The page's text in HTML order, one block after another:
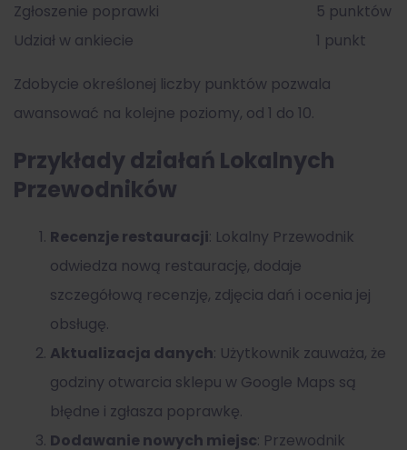
Zgłoszenie poprawki
5 punktów
Udział w ankiecie
1 punkt
Zdobycie określonej liczby punktów pozwala
awansować na kolejne poziomy, od 1 do 10.
Przykłady działań Lokalnych
Przewodników
Recenzje restauracji: Lokalny Przewodnik
odwiedza nową restaurację, dodaje
szczegółową recenzję, zdjęcia dań i ocenia jej
obsługę.
Aktualizacja danych: Użytkownik zauważa, że
godziny otwarcia sklepu w Google Maps są
błędne i zgłasza poprawkę.
Dodawanie nowych miejsc: Przewodnik